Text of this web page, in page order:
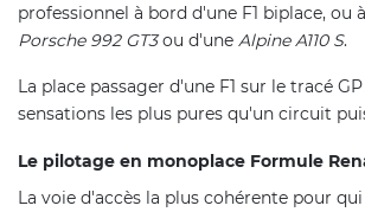
professionnel à bord d'une F1 biplace, ou
Porsche 992 GT3ou d'une Alpine A110 S.
La place passager d'une F1 sur le tracé
sensations les plus pures qu'un circuit
Le pilotage en monoplace Formule
La voie d'accès la plus cohérente pour